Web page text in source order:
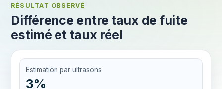
RÉSULTAT OBSERVÉ
Différence entre taux de fuite
estimé et taux réel
Estimation par ultrasons
3%